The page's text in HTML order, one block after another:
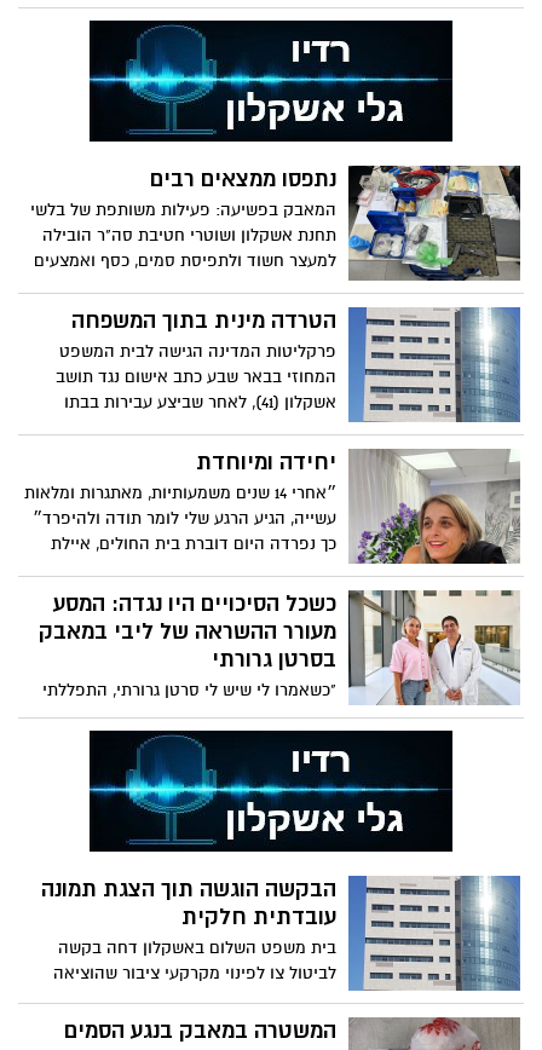
נתפסו ממצאים רבים
המאבק בפשיעה: פעילות משותפת של בלשי
תחנת אשקלון ושוטרי חטיבת סה"ר הובילה
למעצר חשוד ולתפיסת סמים, כסף ואמצעים
הטרדה מינית בתוך המשפחה
פרקליטות המדינה הגישה לבית המשפט
המחוזי בבאר שבע כתב אישום נגד תושב
אשקלון (41), לאחר שביצע עבירות בבתו
12.5. בנוסף, נהג באלימות כלפי בת זוגו וילדיו
יחידה ומיוחדת
״אחרי 14 שנים משמעותיות, מאתגרות ומלאות
עשייה, הגיע הרגע שלי לומר תודה ולהיפרד״
כך נפרדה היום דוברת בית החולים, איילת
כשכל הסיכויים היו נגדה: המסע
מעורר ההשראה של ליבי במאבק
בסרטן גרורתי
"כשאמרו לי שיש לי סרטן גרורתי, התפללתי
לקדוש ברוך הוא להיות בבת המצווה של
עבר, רופאת שיניים בהכשרתה ומטפלת
ברפואה משלימה ותושבת אשדוד, הייתה
בטוחה שחייה עומדים להסתיים לאחר
שאובחנה עם סרטן שחלות מתקדם * אבל אז
בבית החולים הציבורי אסותא אשדוד –
והמסע שנראה בתחילתו חסר סיכוי, קיבל
תפנית שאפילו היא לא העזה לדמיין
הבקשה הוגשה תוך הצגת תמונה
עובדתית חלקית
בית משפט השלום באשקלון דחה בקשה
לביטול צו לפינוי מקרקעי ציבור שהוציאה
רשות מקרקעי ישראל בעקבות פלישה לחוף
אננס באשקלון.
המשטרה במאבק בנגע הסמים